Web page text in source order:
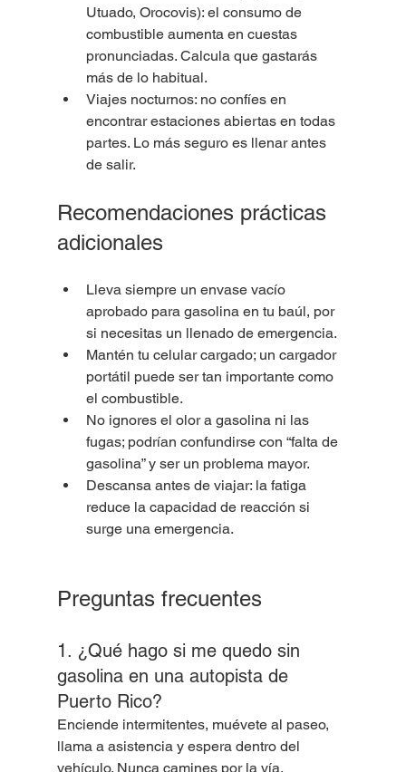
Utuado, Orocovis): el consumo de
combustible aumenta en cuestas
pronunciadas. Calcula que gastarás
más de lo habitual.
Viajes nocturnos: no confíes en
encontrar estaciones abiertas en todas
partes. Lo más seguro es llenar antes
de salir.
Recomendaciones prácticas
adicionales
Lleva siempre un envase vacío
aprobado para gasolina en tu baúl, por
si necesitas un llenado de emergencia.
Mantén tu celular cargado; un cargador
portátil puede ser tan importante como
el combustible.
No ignores el olor a gasolina ni las
fugas; podrían confundirse con “falta de
gasolina” y ser un problema mayor.
Descansa antes de viajar: la fatiga
reduce la capacidad de reacción si
surge una emergencia.
Preguntas frecuentes
1. ¿Qué hago si me quedo sin
gasolina en una autopista de
Puerto Rico?
Enciende intermitentes, muévete al paseo,
llama a asistencia y espera dentro del
vehículo. Nunca camines por la vía.